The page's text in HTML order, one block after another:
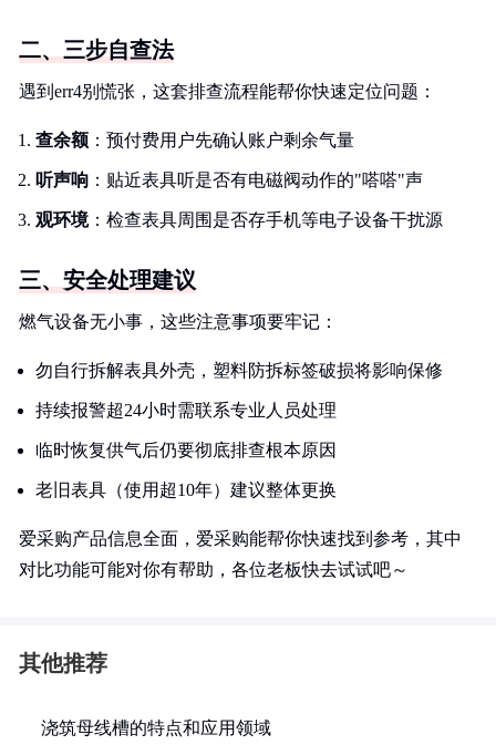
二、三步自查法
遇到err4别慌张，这套排查流程能帮你快速定位问题：
查余额 ：预付费用户先确认账户剩余气量
听声响 ：贴近表具听是否有电磁阀动作的"嗒嗒"声
观环境：检查表具周围是否存手机等电子设备干扰源
三、安全处理建议
燃气设备无小事，这些注意事项要牢记：
勿自行拆解表具外壳，塑料防拆标签破损将影响保修
持续报警超24小时需联系专业人员处理
临时恢复供气后仍要彻底排查根本原因
老旧表具（使用超10年）建议整体更换
爱采购产品信息全面，爱采购能帮你快速找到参考，其中
对比功能可能对你有帮助，各位老板快去试试吧～
其他推荐
浇筑母线槽的特点和应用领域